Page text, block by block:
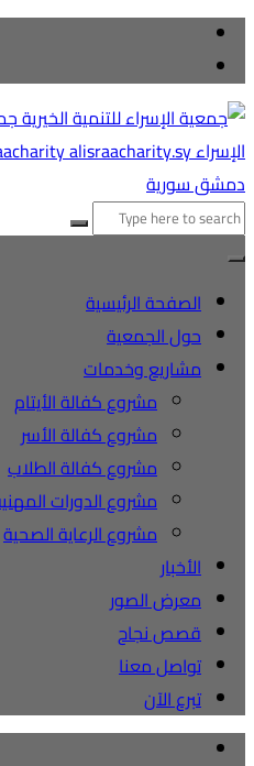
التجاوز
المحتوى
البحث
عن:
الصفحة الرئيسية
حول الجمعية
مشاريع وخدمات
مشروع كفالة الأيتام
مشروع كفالة الأسر
مشروع كفالة الطلاب
مشروع الدورات المهنية
مشروع الرعاية الصحية
الأخبار
معرض الصور
قصص نجاح
تواصل معنا
تبرع الآن